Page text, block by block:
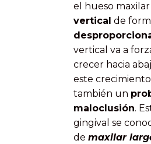
el hueso maxilar
vertical de
vertical va a
crecer hacia
este
también un
maloclusión.
gingival se
de maxilar